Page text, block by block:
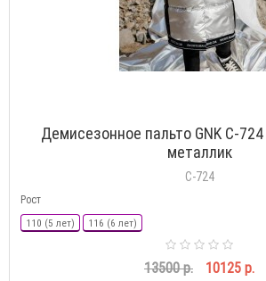
Демисезонное пальто GNK С-
металлик
С-724
Рост
110 (5 лет) 116 (6 лет)
13500 р. 10125 р.